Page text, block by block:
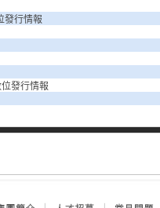
發行情報
發行情報